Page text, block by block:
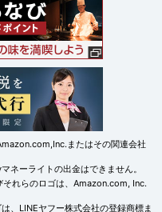
またはその関連会社
ネーライトの出金はできません。
れらのロゴは、Amazon.com, Inc.
、LINEヤフー株式会社の登録商標ま